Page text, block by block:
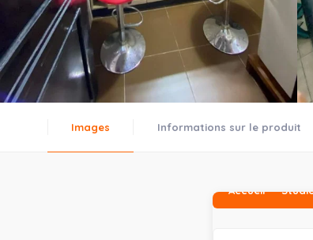
Images Informations sur le produit
Accueil